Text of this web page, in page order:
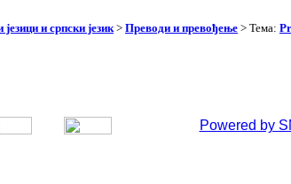
и српски језик> Преводи и превођење > Тема:
Powered by